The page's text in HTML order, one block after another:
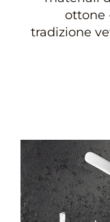
ottone
tradizione